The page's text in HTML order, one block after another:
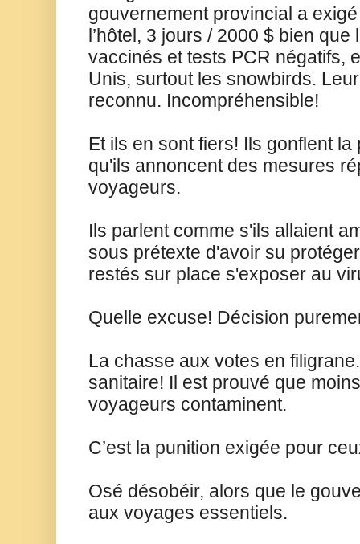
gouvernement provincial a
l’hôtel, 3 jours / 2000 $ bien
vaccinés et tests PCR négatifs,
Unis, surtout les snowbirds.
reconnu. Incompréhensible!
Et ils en sont fiers! Ils gonflent
qu'ils annoncent des mesures
voyageurs.
Ils parlent comme s'ils allaient
sous prétexte d'avoir su
restés sur place s'exposer au
Quelle excuse! Décision
La chasse aux votes en
sanitaire! Il est prouvé que
voyageurs contaminent.
C’est la punition exigée pour
Osé désobéir, alors que le
aux voyages essentiels.